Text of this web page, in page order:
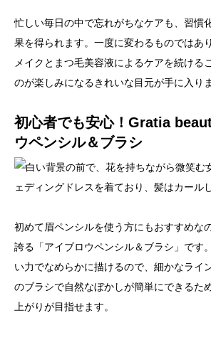
忙しい毎日の中で忘れがちなケアも、習慣
果を得られます。一度に変わるものではあ
メイクとまつ毛美容液によるケアを続ける
のが楽しみになるきれいな目元が手に入りま
初心者でも安心！Gratia
ウペンシル＆ブラシ
初めて眉ペンシルを使う方にもおすすめな
誇る「アイブロウペンシル＆ブラシ」です
い力でなめらかに描けるので、細かなライ
のブラシで自然なぼかしが簡単にできるた
上がりが目指せます。